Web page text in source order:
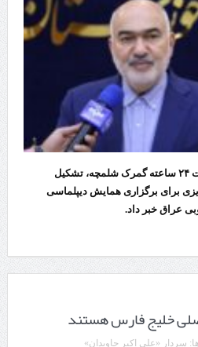
استاندار خوزستان از آغاز فعالیت ۲۴ ساعته گمرک شلمچه، تشکیل
برای برگزاری همایش دیپلماسی
عراق خبر داد.
خلیج فارس هستند
سردار «علی اکبر جاویدان»